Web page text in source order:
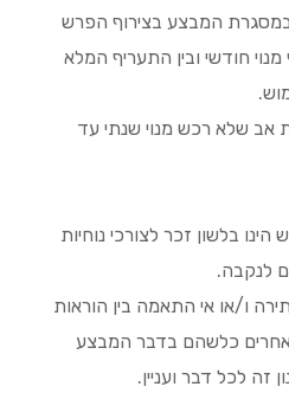
המבצע בצירוף הפרש
חודשי ובין התעריף המלא
אב שלא רכש מנוי שנתי עד
בלשון זכר לצורכי נוחיות
לנקבה.
ו/או אי התאמה בין הוראות
אחרים כלשהם בדבר המבצע
זה לכל דבר ועניין.